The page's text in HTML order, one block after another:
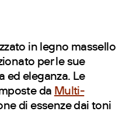
in legno massello
per le sue
ed eleganza. Le
da Multi-
di essenze dai toni